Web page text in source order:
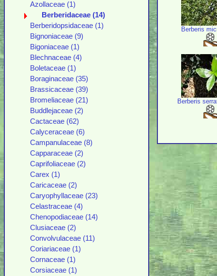
Azollaceae (1)
Berberidaceae (14)
Berberidopsidaceae (1)
Bignoniaceae (9)
Bigoniaceae (1)
Blechnaceae (4)
Boletaceae (1)
Boraginaceae (35)
Brassicaceae (39)
Bromeliaceae (21)
Buddlejaceae (2)
Cactaceae (62)
Calyceraceae (6)
Campanulaceae (8)
Capparaceae (2)
Caprifoliaceae (2)
Carex (1)
Caricaceae (2)
Caryophyllaceae (23)
Celastraceae (4)
Chenopodiaceae (14)
Clusiaceae (2)
Convolvulaceae (11)
Coriariaceae (1)
Cornaceae (1)
Corsiaceae (1)
Berberis
Berberis